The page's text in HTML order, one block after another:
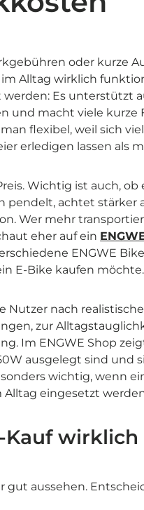
oder kurze
Alltag wirklich
werden: Es unterstützt
und macht viele kurze
flexibel, weil sich
erledigen lassen als
Wichtig ist auch, ob
pendelt, achtet stärker
Wer mehr
eher auf ein
ENGWE
E-Bike kaufen möchte.
Nutzer nach
zur
Im ENGWE Shop
ausgelegt sind und
wichtig, wenn
eingesetzt
Kauf wirklich
gut aussehen.